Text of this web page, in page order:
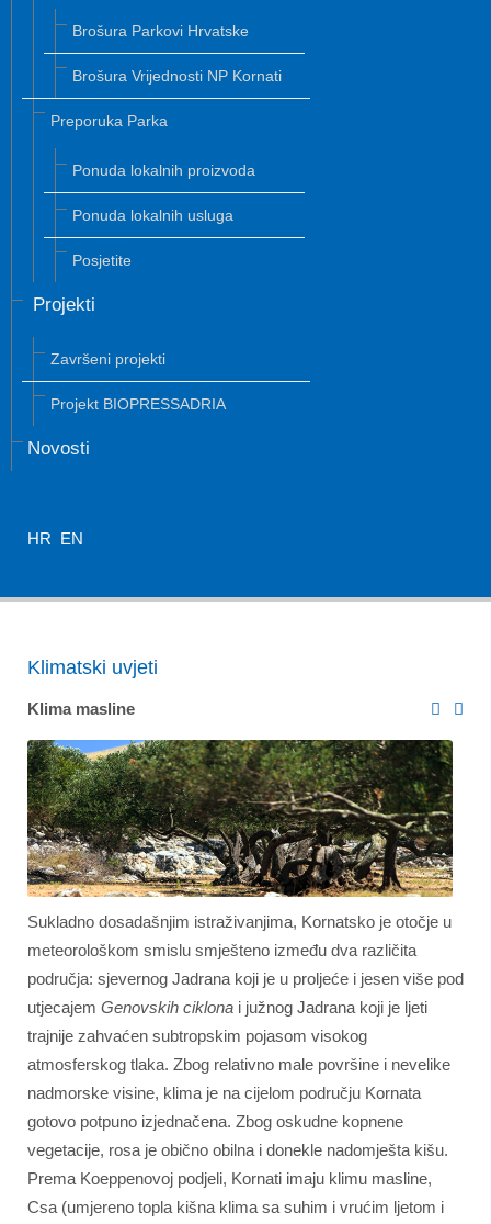
Brošura Parkovi Hrvatske
Brošura Vrijednosti NP Kornati
Preporuka Parka
Ponuda lokalnih proizvoda
Ponuda lokalnih usluga
Posjetite
Projekti
Završeni projekti
Projekt BIOPRESSADRIA
Novosti
HR EN
Klimatski uvjeti
Klima masline
Sukladno dosadašnjim istraživanjima, Kornatsko je otočje u
meteorološkom smislu smješteno između dva različita
područja: sjevernog Jadrana koji je u proljeće i jesen više pod
utjecajem Genovskih ciklona i južnog Jadrana koji je ljeti
trajnije zahvaćen subtropskim pojasom visokog
atmosferskog tlaka. Zbog relativno male površine i nevelike
nadmorske visine, klima je na cijelom području Kornata
gotovo potpuno izjednačena. Zbog oskudne kopnene
vegetacije, rosa je obično obilna i donekle nadomješta kišu.
Prema Koeppenovoj podjeli, Kornati imaju klimu masline,
Csa (umjereno topla kišna klima sa suhim i vrućim ljetom i